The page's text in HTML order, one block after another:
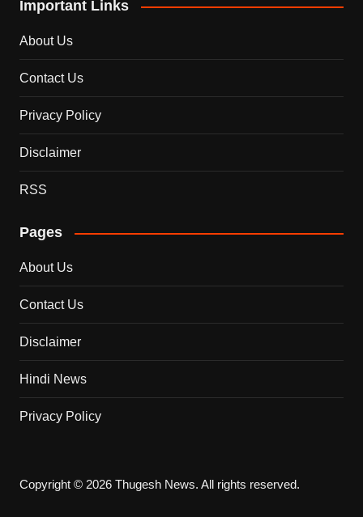
Important Links
About Us
Contact Us
Privacy Policy
Disclaimer
RSS
Pages
About Us
Contact Us
Disclaimer
Hindi News
Privacy Policy
Copyright © 2026 Thugesh News. All rights reserved.